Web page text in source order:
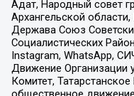
Адат, Народный совет
Архангельской
Держава Союз
Социалистических
Instagram, WhatsApp,
Движение Организации
Комитет,